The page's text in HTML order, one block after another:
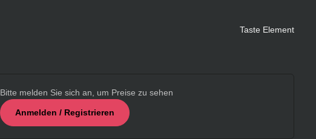
Taste Element
Bitte melden Sie sich an, um Preise zu sehen
Anmelden / Registrieren